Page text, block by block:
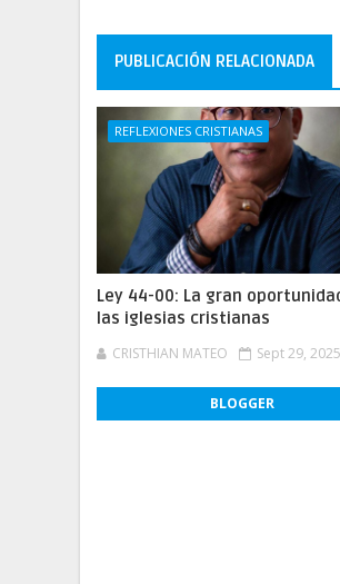
PUBLICACIÓN RELACIONADA
REFLEXIONES CRISTIANAS
Ley 44-00: La gran
las iglesias cristianas
CRISTHIAN MATEO Sept 29, 2025
BLOGGER